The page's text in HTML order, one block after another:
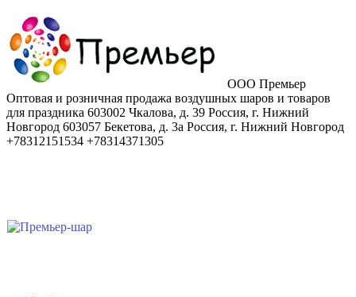
ООО Премьер
Оптовая и розничная продажа воздушных шаров и товаров
для праздника 603002 Чкалова, д. 39 Россия, г. Нижний
Новгород 603057 Бекетова, д. 3а Россия, г. Нижний Новгород
+78312151534 +78314371305